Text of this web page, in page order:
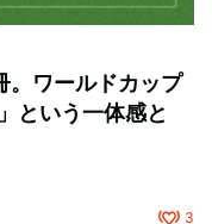
。ワールドカップ
という一体感と
3